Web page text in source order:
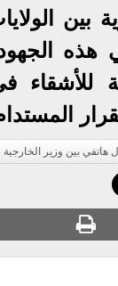
بين
هذه
هاتفي بين وزير